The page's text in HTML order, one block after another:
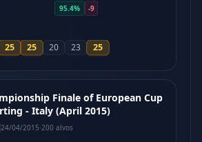
95.4%
-9
25 25 20 23 25
Finale of European Cup
- Italy (April 2015)
24/04/2015·200 alvos